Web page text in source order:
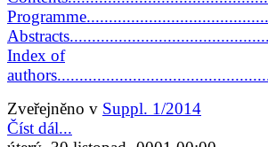
Index of
Zveřejněno v Suppl. 1/2014
Číst dál...